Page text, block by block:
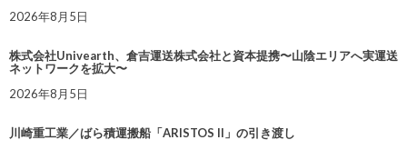
2026年8月5日
株式会社Univearth、倉吉運送株式会社と資本提携〜山陰エリアへ実運送
ネットワークを拡大〜
2026年8月5日
川崎重工業／ばら積運搬船「ARISTOS II」の引き渡し